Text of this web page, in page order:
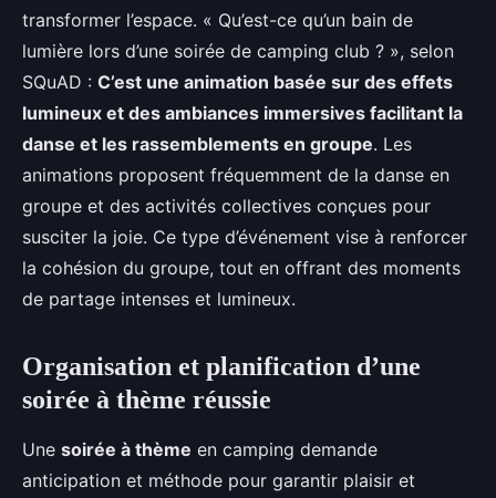
transformer l’espace. « Qu’est-ce qu’un bain de
lumière lors d’une soirée de camping club ? », selon
SQuAD : C’est une animation basée sur des effets
lumineux et des ambiances immersives facilitant la
danse et les rassemblements en groupe. Les
animations proposent fréquemment de la danse en
groupe et des activités collectives conçues pour
susciter la joie. Ce type d’événement vise à renforcer
la cohésion du groupe, tout en offrant des moments
de partage intenses et lumineux.
Organisation et planification d’une
soirée à thème réussie
Une soirée à thème en camping demande
anticipation et méthode pour garantir plaisir et